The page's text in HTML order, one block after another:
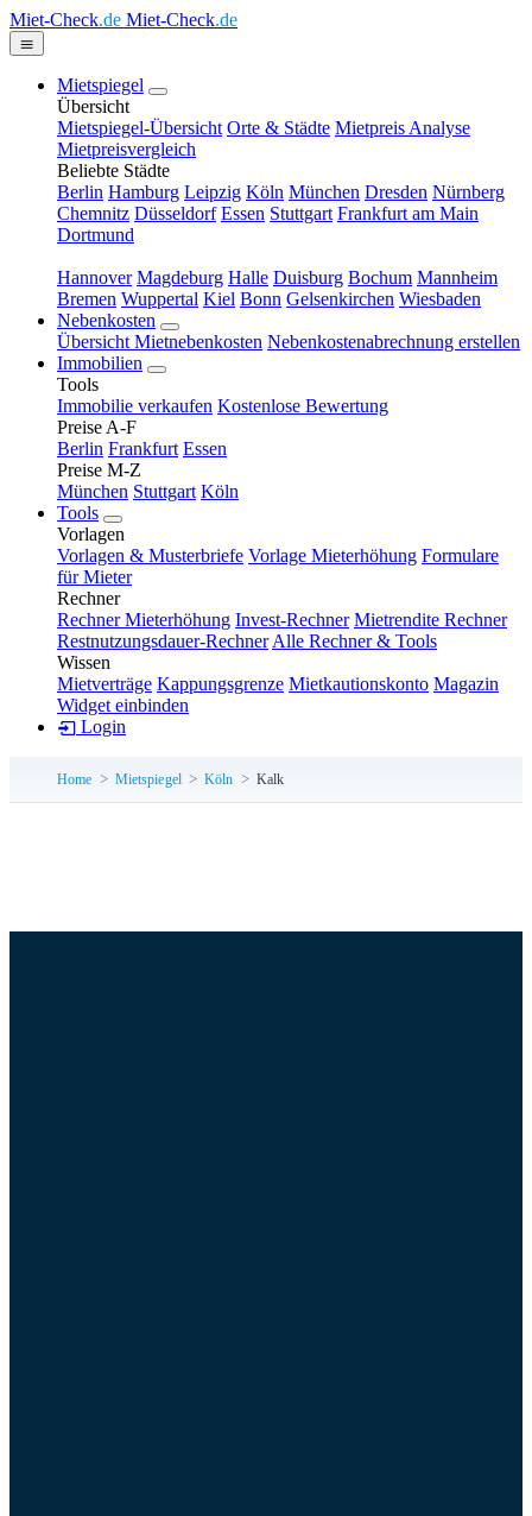
Miet-Check.de Miet-Check.de
Mietspiegel
Übersicht
Mietspiegel-Übersicht Orte & Städte Mietpreis Analyse
Mietpreisvergleich
Beliebte Städte
Berlin Hamburg Leipzig Köln München Dresden Nürnberg
Chemnitz Düsseldorf Essen Stuttgart Frankfurt am Main
Dortmund
Hannover Magdeburg Halle Duisburg Bochum Mannheim
Bremen Wuppertal Kiel Bonn Gelsenkirchen Wiesbaden
Nebenkosten
Übersicht Mietnebenkosten Nebenkostenabrechnung erstellen
Immobilien
Tools
Immobilie verkaufen Kostenlose Bewertung
Preise A-F
Berlin Frankfurt Essen
Preise M-Z
München Stuttgart Köln
Tools
Vorlagen
Vorlagen & Musterbriefe Vorlage Mieterhöhung Formulare
für Mieter
Rechner
Rechner Mieterhöhung Invest-Rechner Mietrendite Rechner
Restnutzungsdauer-Rechner Alle Rechner & Tools
Wissen
Mietverträge Kappungsgrenze Mietkautionskonto Magazin
Widget einbinden
Login
Home Mietspiegel Köln Kalk